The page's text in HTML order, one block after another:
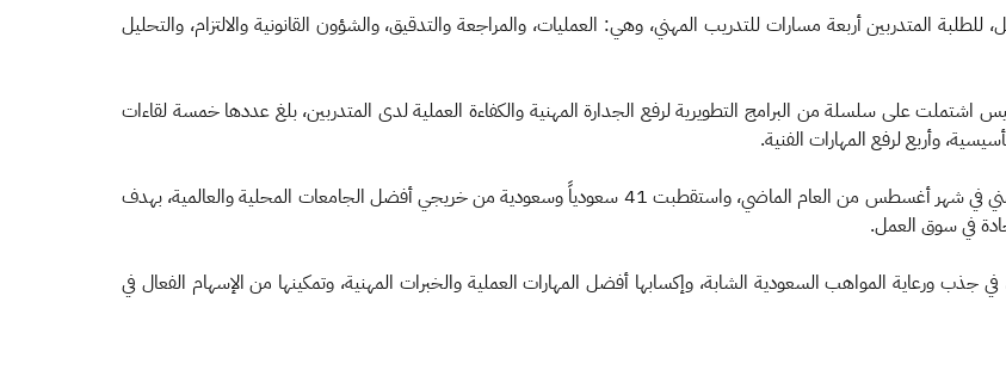
للطلبة المتدربين أربعة مسارات للتدريب المهني، وهي: العمليات، والمراجعة والتدقيق، والشؤون القانونية والالتزام، والتحليل
اشتملت على سلسلة من البرامج التطويرية لرفع الجدارة المهنية والكفاءة العملية لدى المتدربين، بلغ عددها خمسة لقاءات
وأربع لرفع المهارات الفنية.
يُذكر أن النسخة الثانية من برنامج بناء الكفاءات قد انطلق مسارها الزمني في شهر أغسطس من العام الماضي، واستقطبت 41 سعودياً وسعودية من خريجي أفضل الجامعات المحلية والعالمية، بهدف
في سوق العمل.
في جذب ورعاية المواهب السعودية الشابة، وإكسابها أفضل المهارات العملية والخبرات المهنية، وتمكينها من الإسهام الفعال في